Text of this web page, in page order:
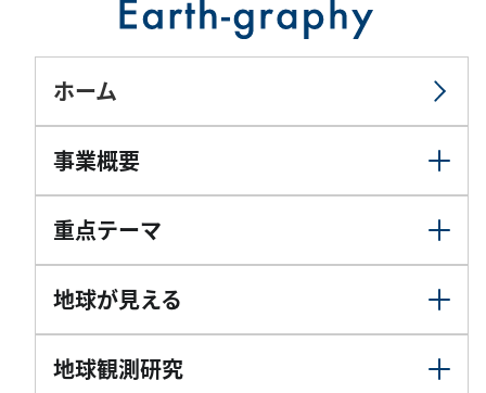
ホーム
事業概要
重点テーマ
地球が見える
地球観測研究